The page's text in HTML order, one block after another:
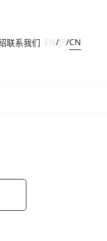
联系我们 EN/JP/CN